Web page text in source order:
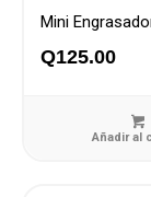
Mini
Q125.00
Añadir al